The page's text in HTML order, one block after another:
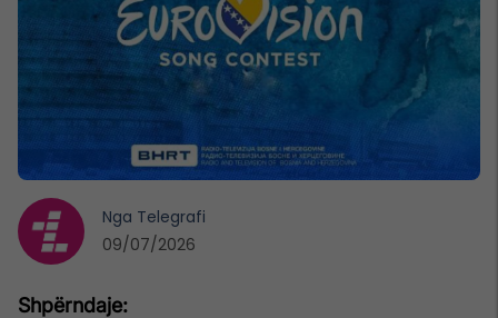
Nga Telegrafi
09/07/2026